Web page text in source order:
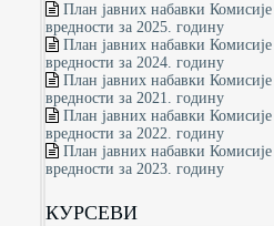
План јавних набавки Комисије
вредности за 2025. годину
План јавних набавки Комисије
вредности за 2024. годину
План јавних набавки Комисије
вредности за 2021. годину
План јавних набавки Комисије
вредности за 2022. годину
План јавних набавки Комисије
вредности за 2023. годину
КУРСЕВИ